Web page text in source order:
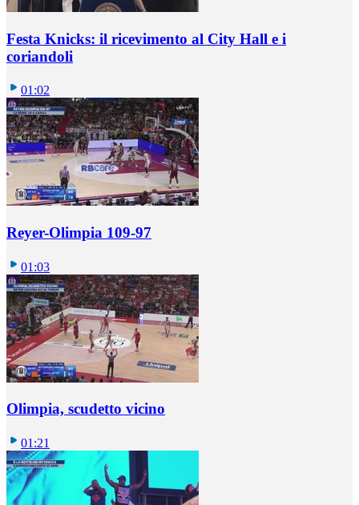
Festa Knicks: il ricevimento al City Hall e i
coriandoli
01:02
Reyer-Olimpia 109-97
01:03
Olimpia, scudetto vicino
01:21